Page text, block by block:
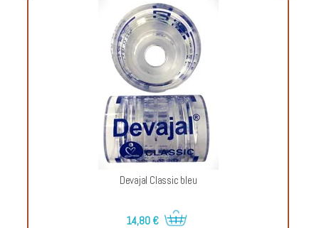
Devajal Classic bleu
14,80 €